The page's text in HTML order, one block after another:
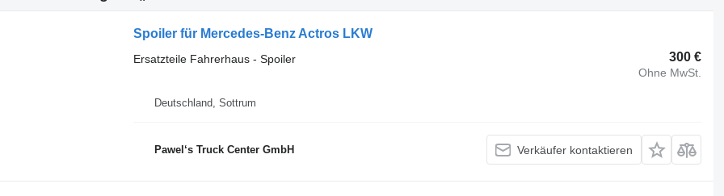
Spoiler für Mercedes-Benz Actros LKW
300 €
Ohne MwSt.
Ersatzteile Fahrerhaus - Spoiler
Deutschland, Sottrum
Pawel‘s Truck Center GmbH Verkäufer kontaktieren